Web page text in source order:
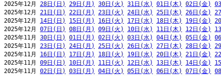
2025年12月 28日(日) 29日(月) 30日(火) 31日(水) 01日(木) 02日(金)
2025年12月 21日(日) 22日(月) 23日(火) 24日(水) 25日(木) 26日(金)
2025年12月 14日(日) 15日(月) 16日(火) 17日(水) 18日(木) 19日(金)
2025年12月 07日(日) 08日(月) 09日(火) 10日(水) 11日(木) 12日(金)
2025年11月 30日(日) 01日(月) 02日(火) 03日(水) 04日(木) 05日(金)
2025年11月 23日(日) 24日(月) 25日(火) 26日(水) 27日(木) 28日(金)
2025年11月 16日(日) 17日(月) 18日(火) 19日(水) 20日(木) 21日(金)
2025年11月 09日(日) 10日(月) 11日(火) 12日(水) 13日(木) 14日(金)
2025年11月 02日(日) 03日(月) 04日(火) 05日(水) 06日(木) 07日(金)